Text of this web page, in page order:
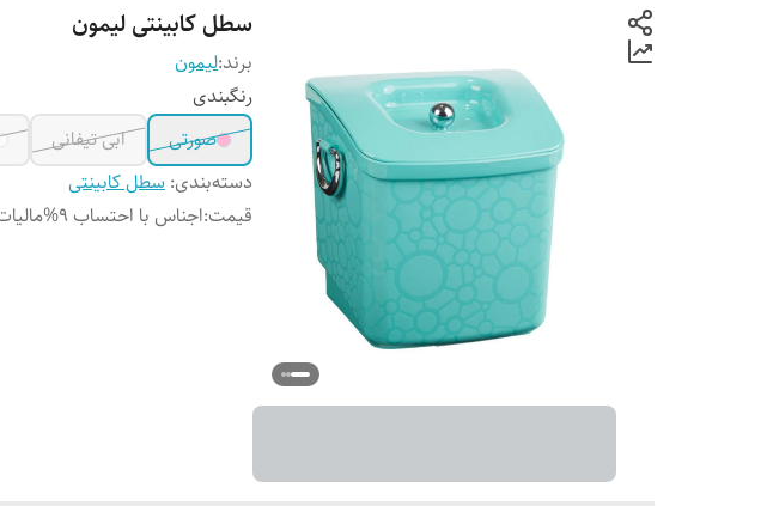
سطل کابینتی لیمون
برند:لیمون
رنگبندی
صورتی
ابی تیفانی
دسته‌بندی: سطل کابینتی
قیمت:اجناس با احتساب 9%مالیات برارزش افزوده میباشد.